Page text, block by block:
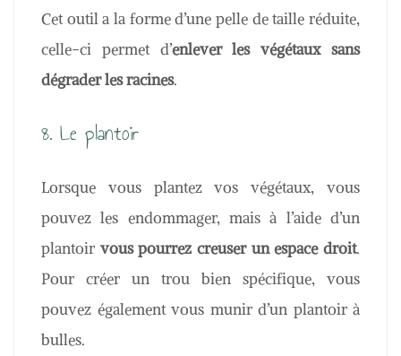
Cet outil a la forme d’une pelle de taille réduite,
celle-ci permet d’enlever les végétaux sans
dégrader les racines.
8. Le plantoir
Lorsque vous plantez vos végétaux, vous
pouvez les endommager, mais à l’aide d’un
plantoir vous pourrez creuser un espace droit.
Pour créer un trou bien spécifique, vous
pouvez également vous munir d’un plantoir à
bulles.